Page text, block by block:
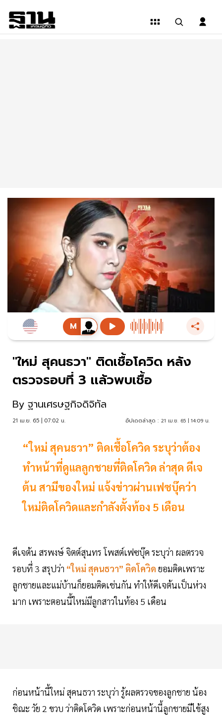
"ใหม่ สุคนธวา" ติดเชื้อโควิด หลัง
ตรวจรอบที่ 3 เเล้วพบเชื้อ
By ฐานเศรษฐกิจดิจิทัล
21 เม.ย. 65 | 07:02 น. อัปเดตล่าสุด : 21 เม.ย. 65 | 14:09 น.
“ใหม่ สุคนธวา” ติดเชื้อโควิด ระบุว่าต้อง
ทำหน้าที่ดูแลลูกชายที่ติดโควิด ล่าสุด ดีเจ
ต้น สามีของใหม่ แจ้งข่าวผ่านเฟซบุ๊คว่า
ใหม่ติดโควิดและกำลังตั้งท้อง 5 เดือน
ดีเจต้น สรพงษ์ จิตต์สุนทร โพสต์เฟซบุ๊ค ระบุว่า ผลตรวจ
รอบที่ 3 สรุปว่า “ใหม่ สุคนธวา” ติดโควิด ยอมติดเพราะ
ลูกชายและแม่บ้านก็ยอมติดเช่นกัน ทำให้ดีเจต้นเป็นห่วง
มาก เพราะตอนนี้ใหม่มีลูกสาวในท้อง 5 เดือน
ก่อนหน้านี้ใหม่ สุคนธวา ระบุว่า รู้ผลตรวจของลูกชาย น้อง
ชิณะ วัย 2 ขวบ ว่าติดโควิด เพราะก่อนหน้านี้ลูกชายมีไข้สูง